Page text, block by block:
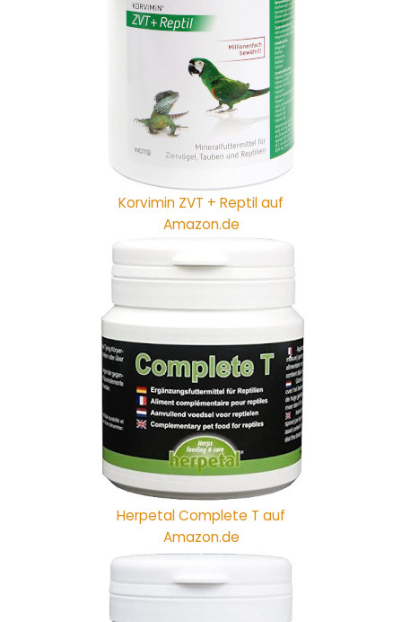
Korvimin ZVT + Reptil auf
Amazon.de
Herpetal Complete T auf
Amazon.de